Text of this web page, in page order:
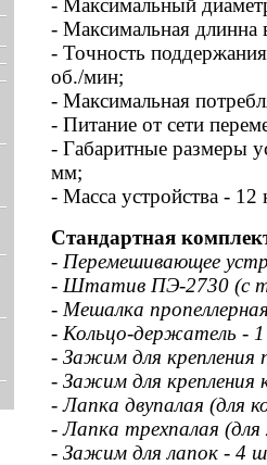
- Максимальный
- Максимальная длинна
- Точность
об./мин;
- Максимальная
- Питание от сети
- Габаритные размеры
мм;
- Масса устройства - 12
Стандартная
- Перемешивающее
- Штатив ПЭ-2730 (с
- Мешалка
- Кольцо-держатель -
- Зажим для
- Зажим для
- Лапка двупалая (для
- Лапка трехпалая
- Зажим для лапок - 4